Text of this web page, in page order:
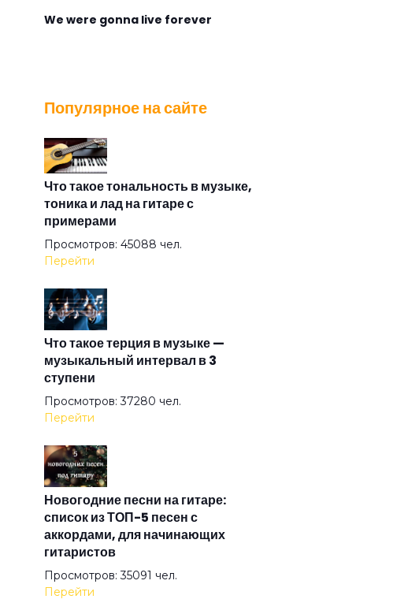
We were gonna live forever
Алиса
Алмазная душа
Амазонка
Ангел на свече
Ангел ясный
Ангел
Арена
Аристократы
Популярное на сайте
Что такое тональность в музыке,
тоника и лад на гитаре с
примерами
Просмотров: 45088 чел.
Перейти
Что такое терция в музыке —
музыкальный интервал в 3
ступени
Просмотров: 37280 чел.
Перейти
Новогодние песни на гитаре:
список из ТОП-5 песен с
аккордами, для начинающих
гитаристов
Просмотров: 35091 чел.
Перейти